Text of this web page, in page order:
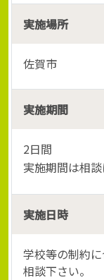
実施場所
佐賀市
実施期間
2日間
実施期間は相談
実施日時
学校等の制約
相談下さい。